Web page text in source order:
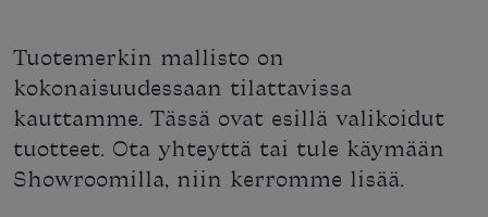
Tuotemerkin mallisto on
kokonaisuudessaan tilattavissa
kauttamme. Tässä ovat esillä valikoidut
tuotteet. Ota yhteyttä tai tule käymään
Showroomilla, niin kerromme lisää.